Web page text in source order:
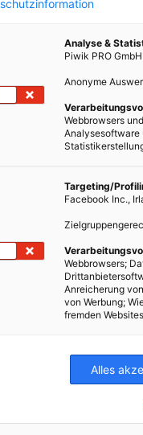
Neu
Analyse &
Piwik PRO
Anonyme
Webbrowsers
Analysesoftware
Targeting/
Facebook Inc.,
Webbrowsers;
Anreicherung
von Werbung;
fremden
Alles